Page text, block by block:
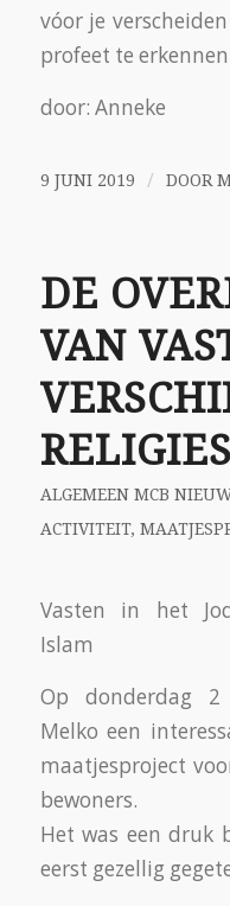
eerst gezellig
Daarna legde Jan
Philip Soesan
De Grote
de dag die
gebruik van
Vrijdag uit in de
wordt het
vlees te eten.
uit wat de
Ramadan,
zonsondergang
mag worden
een geestelijke
en kinderen.
De